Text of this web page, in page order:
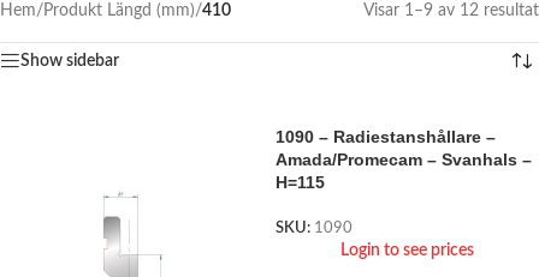
Hem/ Produkt Längd (mm)/410 Visar 1–9 av 12 resultat
Show sidebar
1090 – Radiestanshållare –
Amada/Promecam – Svanhals –
H=115
SKU: 1090
Login to see prices